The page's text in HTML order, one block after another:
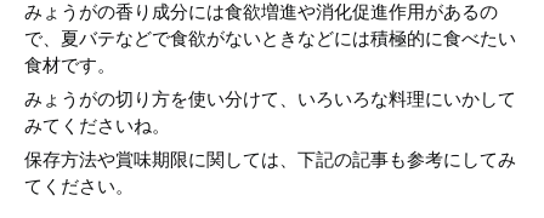
みょうがの香り成分には食欲増進や消化促進作用があるの
で、夏バテなどで食欲がないときなどには積極的に食べたい
食材です。
みょうがの切り方を使い分けて、いろいろな料理にいかして
みてくださいね。
保存方法や賞味期限に関しては、下記の記事も参考にしてみ
てください。